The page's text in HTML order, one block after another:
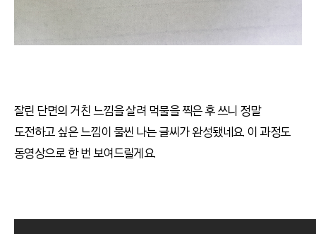
잘린 단면의 거친 느낌을 살려 먹물을 찍은 후 쓰니 정말
도전하고 싶은 느낌이 물씬 나는 글씨가 완성됐네요. 이 과정도
동영상으로 한 번 보여드릴게요.